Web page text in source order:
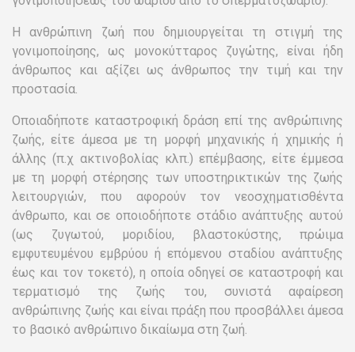
Η ανθρώπινη ζωή που δημιουργείται τη στιγμή της
γονιμοποίησης, ως μονοκύτταρος ζυγώτης, είναι ήδη
άνθρωπος και αξίζει ως άνθρωπος την τιμή και την
προστασία.
Οποιαδήποτε καταστροφική δράση επί της ανθρώπινης
ζωής, είτε άμεσα με τη μορφή μηχανικής ή χημικής ή
άλλης (π.χ ακτινοβολίας κλπ.) επέμβασης, είτε έμμεσα
με τη μορφή στέρησης των υποστηρικτικών της ζωής
λειτουργιών, που αφορούν τον νεοσχηματισθέντα
άνθρωπο, και σε οποιοδήποτε στάδιο ανάπτυξης αυτού
(ως ζυγωτού, μοριδίου, βλαστοκύστης, πρώιμα
εμφυτευμένου εμβρύου ή επόμενου σταδίου ανάπτυξης
έως και τον τοκετό), η οποία οδηγεί σε καταστροφή και
τερματισμό της ζωής του, συνιστά αφαίρεση
ανθρώπινης ζωής και είναι πράξη που προσβάλλει άμεσα
το βασικό ανθρώπινο δικαίωμα στη ζωή.